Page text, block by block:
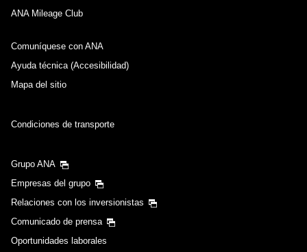
ANA Mileage Club
Comuníquese con ANA
Ayuda técnica (Accesibilidad)
Mapa del sitio
Condiciones de transporte
Grupo ANA
Empresas del grupo
Relaciones con los inversionistas
Comunicado de prensa
Oportunidades laborales